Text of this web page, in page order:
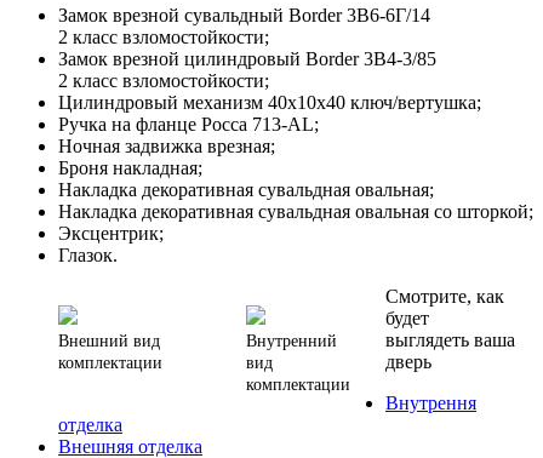
Замок врезной сувальдный Border 3В6-6Г/14
2 класс взломостойкости;
Замок врезной цилиндровый Border 3В4-3/85
2 класс взломостойкости;
Цилиндровый механизм 40х10х40 ключ/вертушка;
Ручка на фланце Росса 713-AL;
Ночная задвижка врезная;
Броня накладная;
Накладка декоративная сувальдная овальная;
Накладка декоративная сувальдная овальная со шторкой;
Эксцентрик;
Глазок.
Внешний вид
комплектации
Внутренний
вид
комплектации
Смотрите, как
будет
выглядеть ваша
дверь
Внутрення
отделка
Внешняя отделка